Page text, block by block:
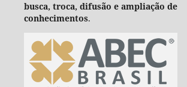
busca, troca, difusão e ampliação de
conhecimentos.